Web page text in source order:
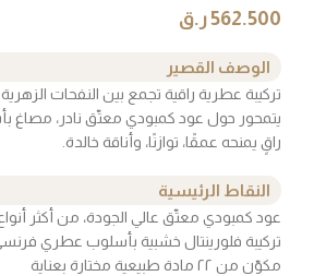
562.500ر.ق
الوصف القصير
تركيبة عطرية راقية تجمع بين النفحات
يتمحور حول عود كمبودي معتّق نادر،
راقٍ يمنحه عمقًا، توازنًا، وأناقة خالدة.
النقاط الرئيسية
عود كمبودي معتّق عالي الجودة، من أكثر
تركيبة فلورينتال خشبية بأسلوب عطري
مكوّن من ٢٢ مادة طبيعية مختارة بعناية